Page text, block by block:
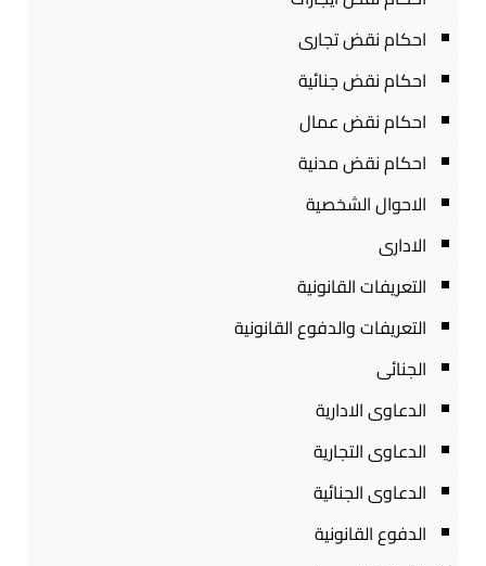
احكام نقض تجارى
احكام نقض جنائية
احكام نقض عمال
احكام نقض مدنية
الاحوال الشخصية
الادارى
التعريفات القانونية
التعريفات والدفوع القانونية
الجنائى
الدعاوى الادارية
الدعاوى التجارية
الدعاوى الجنائية
الدفوع القانونية